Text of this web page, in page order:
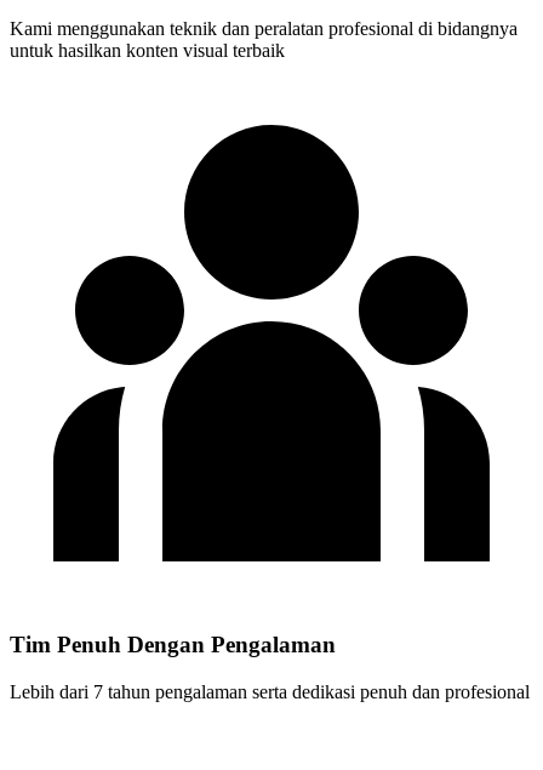
Kami menggunakan teknik dan peralatan profesional di bidangnya
untuk hasilkan konten visual terbaik
Tim Penuh Dengan Pengalaman
Lebih dari 7 tahun pengalaman serta dedikasi penuh dan profesional